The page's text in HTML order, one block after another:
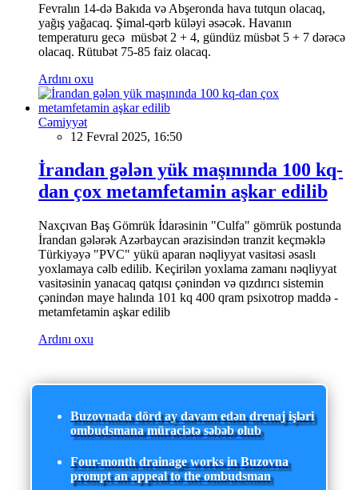
Fevralın 14-də Bakıda və Abşeronda hava tutqun olacaq,
yağış yağacaq. Şimal-qərb küləyi əsəcək. Havanın
temperaturu gecə müsbət 2 + 4, gündüz müsbət 5 + 7 dərəcə
olacaq. Rütubət 75-85 faiz olacaq.
Ardını oxu
Cəmiyyət
12 Fevral 2025, 16:50
İrandan gələn yük maşınında 100 kq-
dan çox metamfetamin aşkar edilib
Naxçıvan Baş Gömrük İdarəsinin "Culfa" gömrük postunda
İrandan gələrək Azərbaycan ərazisindən tranzit keçməklə
Türkiyəyə "PVC" yükü aparan nəqliyyat vasitəsi əsaslı
yoxlamaya cəlb edilib. Keçirilən yoxlama zamanı nəqliyyat
vasitəsinin yanacaq qatqısı çənindən və qızdırıcı sistemin
çənindən maye halında 101 kq 400 qram psixotrop maddə -
metamfetamin aşkar edilib
Ardını oxu
Buzovnada dörd ay davam edən drenaj işləri
ombudsmana müraciətə səbəb olub
Four-month drainage works in Buzovna
prompt an appeal to the ombudsman